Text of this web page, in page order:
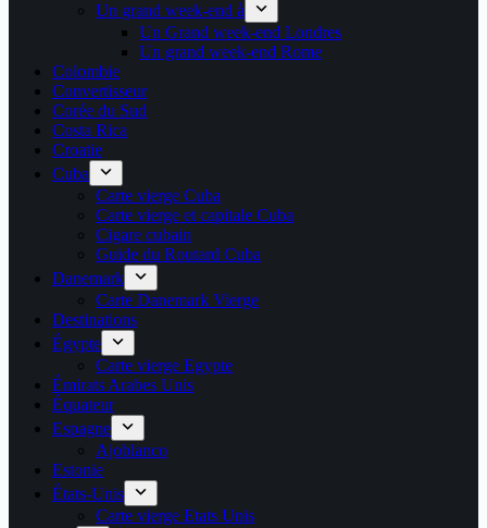
Un grand week-end à
Un Grand week-end Londres
Un grand week-end Rome
Colombie
Convertisseur
Corée du Sud
Costa Rica
Croatie
Cuba
Carte vierge Cuba
Carte vierge et capitale Cuba
Cigare cubain
Guide du Routard Cuba
Danemark
Carte Danemark Vierge
Destinations
Égypte
Carte vierge Egypte
Émirats Arabes Unis
Équateur
Espagne
Ajoblanco
Estonie
États-Unis
Carte vierge Etats Unis